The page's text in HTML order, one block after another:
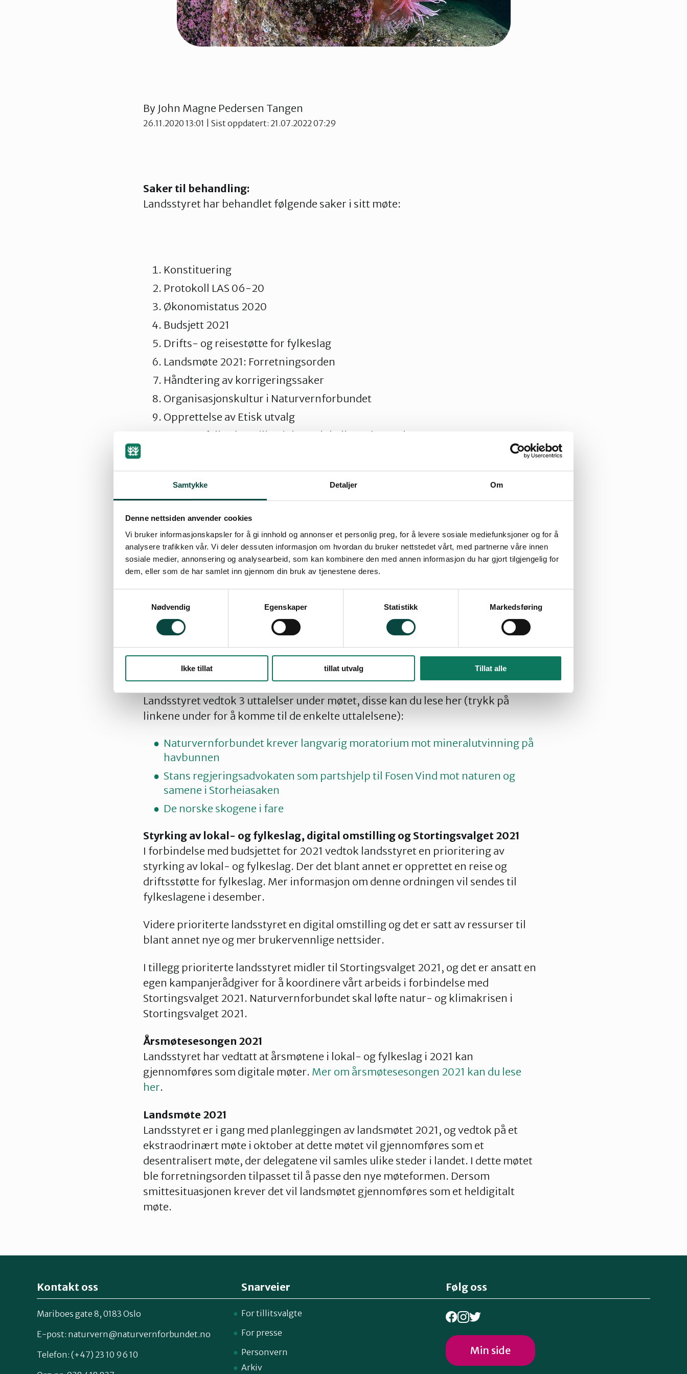
Samtykke Detaljer Om
Denne nettsiden anvender cookies
Vi bruker informasjonskapsler for å gi innhold og annonser et personlig preg, for å levere sosiale mediefunksjoner og for å
analysere trafikken vår. Vi deler dessuten informasjon om hvordan du bruker nettstedet vårt, med partnerne våre innen
sosiale medier, annonsering og analysearbeid, som kan kombinere den med annen informasjon du har gjort tilgjengelig for
dem, eller som de har samlet inn gjennom din bruk av tjenestene deres.
Nødvendig
Egenskaper Statistikk Markedsføring
Ikke tillat tillat utvalg Tillat alle
By John Magne Pedersen Tangen
26.11.2020 13:01 | Sist oppdatert: 21.07.2022 07:29
Saker til behandling:
Landsstyret har behandlet følgende saker i sitt møte:
Konstituering
Protokoll LAS 06-20
Økonomistatus 2020
Budsjett 2021
Drifts- og reisestøtte for fylkeslag
Landsmøte 2021: Forretningsorden
Håndtering av korrigeringssaker
Organisasjonskultur i Naturvernforbundet
Opprettelse av Etisk utvalg
Bytte av fylkeslagstilhørighet – lokallaget i Jevnaker
Naturvernforbundet under koronapandemien
Stortingsvalget 2021
Uttalelse: Havbunnsmineraler
Uttalelse: Storheia
Årsmøtesesong 2021
Fylkesrunden
Orienteringssaker
Vedtatte uttalelser
Landsstyret vedtok 3 uttalelser under møtet, disse kan du lese her (trykk på
linkene under for å komme til de enkelte uttalelsene):
Naturvernforbundet krever langvarig moratorium mot mineralutvinning på
havbunnen
Stans regjeringsadvokaten som partshjelp til Fosen Vind mot naturen og
samene i Storheiasaken
De norske skogene i fare
Styrking av lokal- og fylkeslag, digital omstilling og Stortingsvalget 2021
I forbindelse med budsjettet for 2021 vedtok landsstyret en prioritering av
styrking av lokal- og fylkeslag. Der det blant annet er opprettet en reise og
driftsstøtte for fylkeslag. Mer informasjon om denne ordningen vil sendes til
fylkeslagene i desember.
Videre prioriterte landsstyret en digital omstilling og det er satt av ressurser til
blant annet nye og mer brukervennlige nettsider.
I tillegg prioriterte landsstyret midler til Stortingsvalget 2021, og det er ansatt en
egen kampanjerådgiver for å koordinere vårt arbeids i forbindelse med
Stortingsvalget 2021. Naturvernforbundet skal løfte natur- og klimakrisen i
Stortingsvalget 2021.
Årsmøtesesongen 2021
Landsstyret har vedtatt at årsmøtene i lokal- og fylkeslag i 2021 kan
gjennomføres som digitale møter. Mer om årsmøtesesongen 2021 kan du lese
her.
Landsmøte 2021
Landsstyret er i gang med planleggingen av landsmøtet 2021, og vedtok på et
ekstraodrinært møte i oktober at dette møtet vil gjennomføres som et
desentralisert møte, der delegatene vil samles ulike steder i landet. I dette møtet
ble forretningsorden tilpasset til å passe den nye møteformen. Dersom
smittesituasjonen krever det vil landsmøtet gjennomføres som et heldigitalt
møte.
Kontakt oss
Mariboes gate 8, 0183 Oslo
E-post: naturvern@naturvernforbundet.no
Telefon: (+47) 23 10 96 10
Snarveier
For tillitsvalgte
For presse
Personvern
Arkiv
Følg oss
Min side